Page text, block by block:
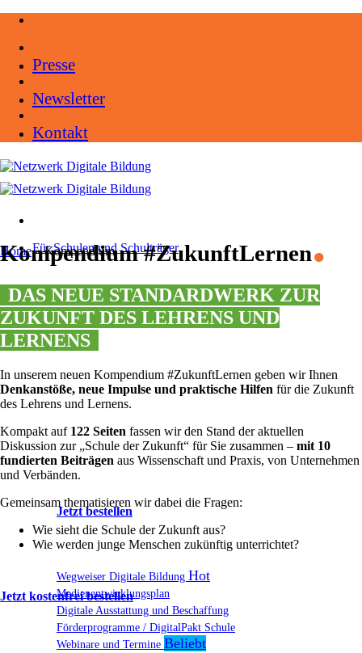
Zum
springen
Presse
Newsletter
Kontakt
Für Schulen und Schulträger
Jetzt bestellen
Wegweiser Digitale Bildung
Medienentwicklungsplan
Digitale Ausstattung und Beschaffung
Förderprogramme / DigitalPakt Schule
Webinare und Termine
Home»Kompendium
Kompendium #ZukunftLernen.
DAS NEUE STANDARDWERK ZUR
ZUKUNFT DES LEHRENS UND
LERNENS
In unserem neuen Kompendium #ZukunftLernen geben wir Ihnen
Denkanstöße, neue Impulse und praktische Hilfen für die Zukunft
des Lehrens und Lernens.
Kompakt auf 122 Seiten fassen wir den Stand der aktuellen
Diskussion zur „Schule der Zukunft“ für Sie zusammen – mit 10
fundierten Beiträgen aus Wissenschaft und Praxis, von Unternehmen
und Verbänden.
Gemeinsam thematisieren wir dabei die Fragen:
Wie sieht die Schule der Zukunft aus?
Wie werden junge Menschen zukünftig unterrichtet?
Jetzt kostenfrei bestellen